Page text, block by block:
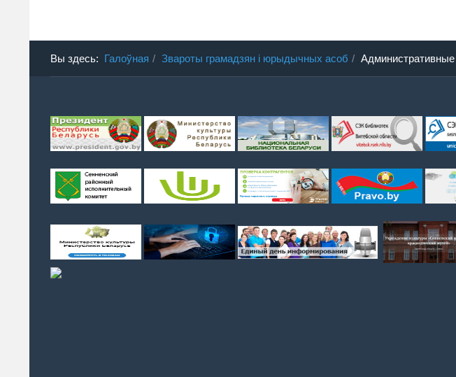
Вы здесь: Галоўная Звароты грамадзян і юрыдычных асоб